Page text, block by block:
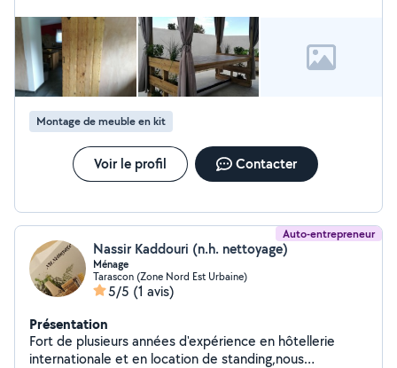
Montage de meuble en kit
Voir le profil Contacter
Auto-entrepreneur
Nassir Kaddouri (n.h. nettoyage)
Ménage
Tarascon (Zone Nord Est Urbaine)
5/5 (1 avis)
Présentation
Fort de plusieurs années d'expérience en hôtellerie
internationale et en location de standing,nous